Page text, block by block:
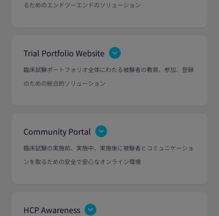
るためのエンドツーエンドのソリューション
Trial Portfolio Website
臨床試験ポートフォリオ全体にわたる被験者の教育、参加、登録
のための総合的ソリューション
Community Portal
臨床試験の実施前、実施中、実施後に被験者とコミュニケーショ
ンを取るための安全で安心なオンライン環境
HCP Awareness